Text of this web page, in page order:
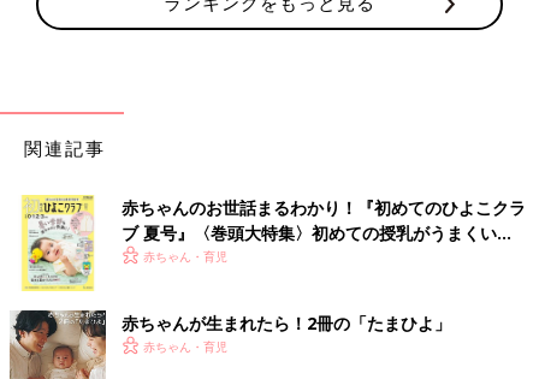
関連記事
赤ちゃんのお世話まるわかり！『初めてのひよこクラ
ブ 夏号』〈巻頭大特集〉初めての授乳がうまくい
く！ おっぱい・ミルクの基本と夏のトラブル 解決テ
赤ちゃん・育児
赤ちゃんが生まれたら！2冊の「たまひよ」
赤ちゃん・育児